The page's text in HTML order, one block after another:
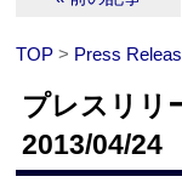
TOP > Press
プレスリリ
2013/04/24